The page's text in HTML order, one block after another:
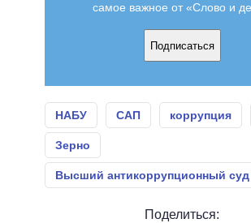
самое важное от «Слово и
Подписаться
НАБУ САП коррупция
Зерно
Высший антикоррупционный суд
Поделиться: